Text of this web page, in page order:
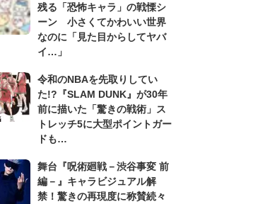
残る「恐怖キャラ」の戦慄シ
ーン 小さくてかわいい世界
なのに「見た目からしてヤバ
イ…」
令和のNBAを先取りしてい
た!?『SLAM DUNK』が30年
前に描いた「驚きの戦術」ス
トレッチ5に大型ポイントガー
ドも…
舞台『呪術廻戦－渋谷事変 前
編－』キャラビジュアル解
禁！驚きの再現度に称賛続々